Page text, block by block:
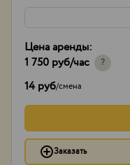
Цена аренды:
1 750 руб/час ?
14 руб/смена
Заказать